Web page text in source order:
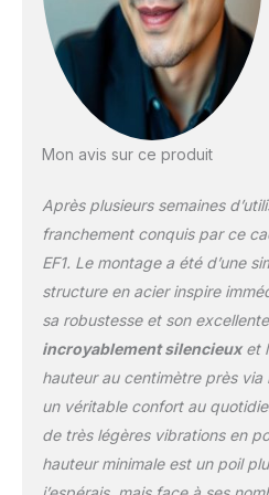
70
au
Mon avis sur ce produit
Après plusieurs semaines
franchement conquis par ce
EF1. Le montage a été d’une
structure en acier inspire
sa robustesse et son
incroyablement silencieuxet
hauteur au centimètre près via
un véritable confort au
de très légères vibrations en
hauteur minimale est un poil